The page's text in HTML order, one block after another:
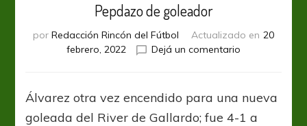
Pepdazo de goleador
por Redacción Rincón del Fútbol Actualizado en 20
febrero, 2022
Dejá un comentario
Álvarez otra vez encendido para una nueva
goleada del River de Gallardo; fue 4-1 a